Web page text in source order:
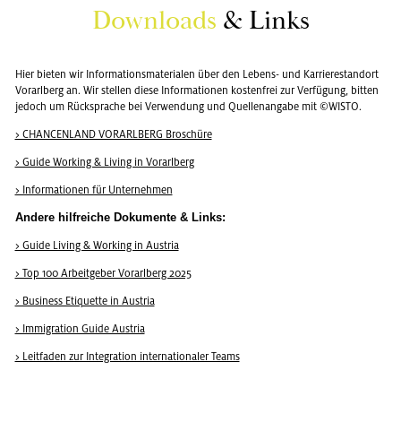
Down­loads & Links
Hier bie­ten wir In­for­ma­ti­ons­ma­te­ria­len über den Le­bens- und Kar­rie­re­stand­ort
Vor­arl­berg an. Wir stel­len diese In­for­ma­tio­nen kos­ten­frei zur Ver­fü­gung, bit­ten
je­doch um Rück­spra­che bei Ver­wen­dung und Quel­len­an­ga­be mit ©WISTO.
> CHAN­CEN­LAND VOR­ARL­BERG Bro­schü­re
> Guide Working & Li­ving in Vor­arl­berg
> In­for­ma­tio­nen für Un­ter­neh­men
An­de­re hilf­rei­che Do­ku­men­te & Links:
> Guide Li­ving & Working in Aus­tria
> Top 100 Ar­beit­ge­ber Vor­arl­berg 2025
> Busi­ness Eti­quet­te in Aus­tria
> Im­mi­gra­ti­on Guide Aus­tria
> Leit­fa­den zur In­te­gra­ti­on in­ter­na­tio­na­ler Teams